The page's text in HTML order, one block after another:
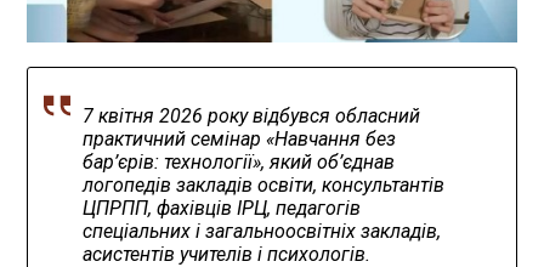
7 квітня 2026 року відбувся обласний
практичний семінар «Навчання без
бар’єрів: технології», який об’єднав
логопедів закладів освіти, консультантів
ЦПРПП, фахівців ІРЦ, педагогів
спеціальних і загальноосвітніх закладів,
асистентів учителів і психологів.